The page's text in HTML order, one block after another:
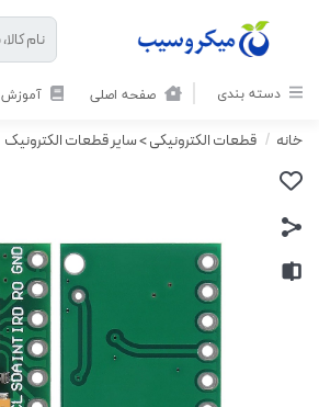
دسته بندی صفحه اصلی آموزش
خانه / قطعات الکترونیکی > سایر قطعات الکترونیک